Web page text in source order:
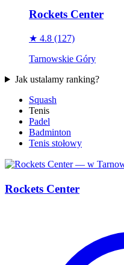
Rockets Center
★ 4.8 (127)
Tarnowskie Góry
Jak ustalamy ranking?
Squash
Tenis
Padel
Badminton
Tenis stołowy
Rockets Center